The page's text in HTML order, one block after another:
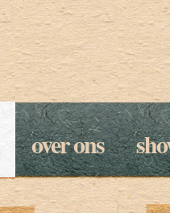
over ons